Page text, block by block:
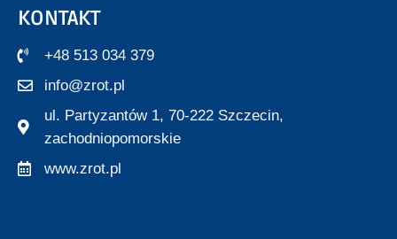
KONTAKT
+48 513 034 379
info@zrot.pl
ul. Partyzantów 1, 70-222 Szczecin,
zachodniopomorskie
www.zrot.pl